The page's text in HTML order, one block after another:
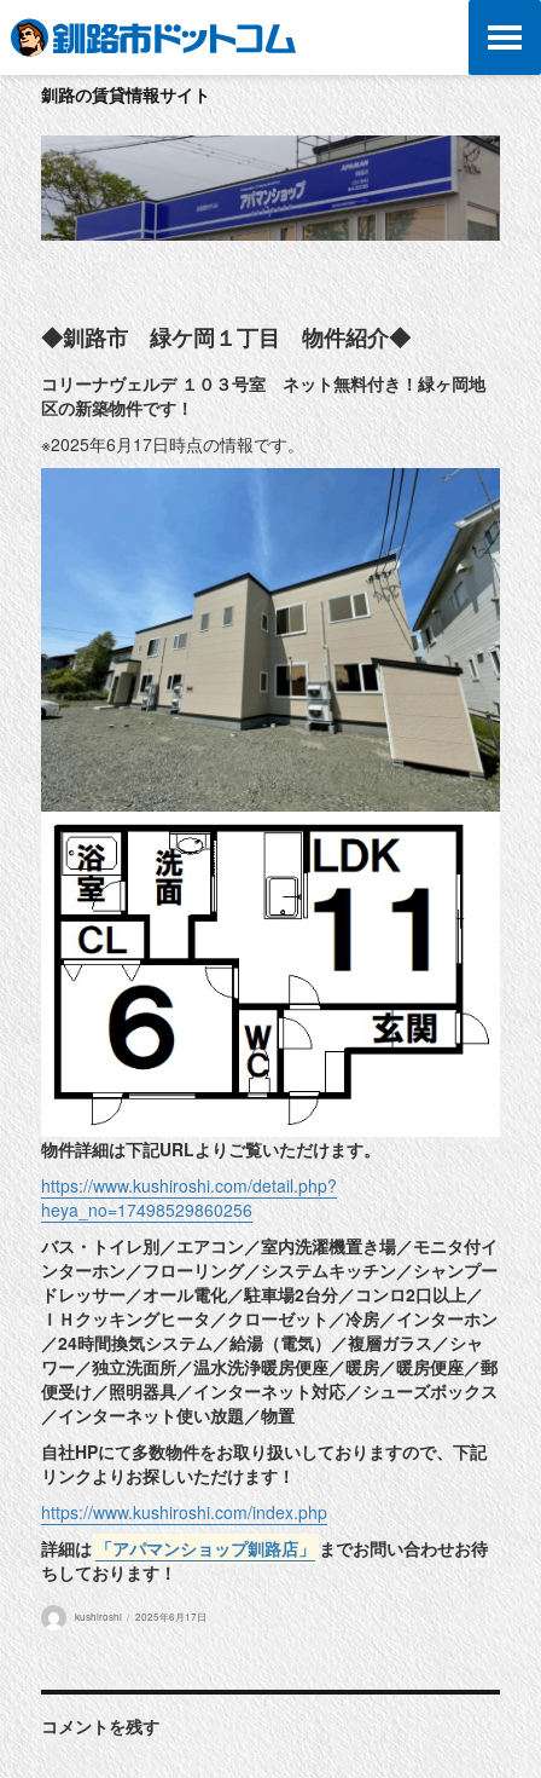
釧路の賃貸情報サイト
◆釧路市 緑ケ岡１丁目 物件紹介◆
コリーナヴェルデ １０３号室 ネット無料付き！緑ヶ岡地
区の新築物件です！
※2025年6月17日時点の情報です。
物件詳細は下記URLよりご覧いただけます。
https://www.kushiroshi.com/detail.php?
heya_no=17498529860256
バス・トイレ別／エアコン／室内洗濯機置き場／モニタ付イ
ンターホン／フローリング／システムキッチン／シャンプー
ドレッサー／オール電化／駐車場2台分／コンロ2口以上／
ＩＨクッキングヒータ／クローゼット／冷房／インターホン
／24時間換気システム／給湯（電気）／複層ガラス／シャ
ワー／独立洗面所／温水洗浄暖房便座／暖房／暖房便座／郵
便受け／照明器具／インターネット対応／シューズボックス
／インターネット使い放題／物置
自社HPにて多数物件をお取り扱いしておりますので、下記
リンクよりお探しいただけます！
https://www.kushiroshi.com/index.php
詳細は 「アパマンショップ釧路店」 までお問い合わせお待
ちしております！
投
kushiroshi
投
2025年6月17日
コメントを残す